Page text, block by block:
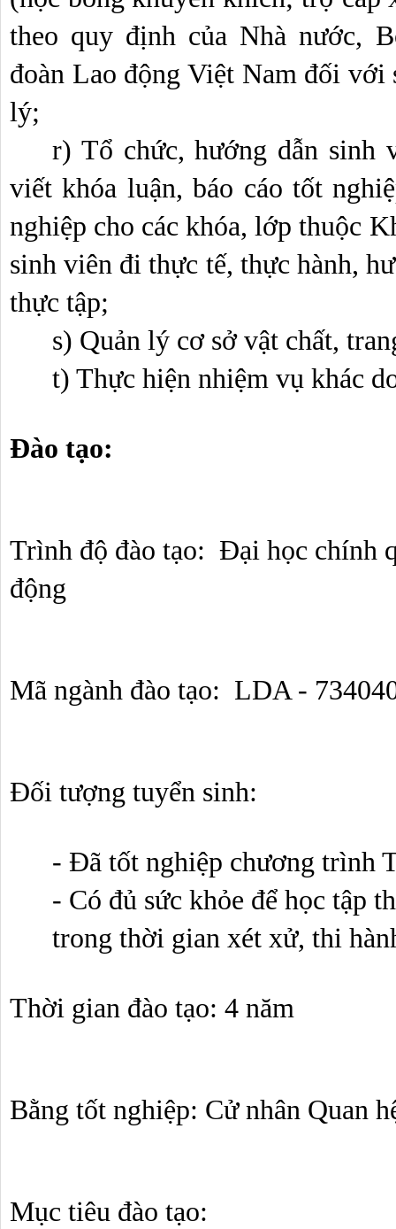
theo quy định của Nhà nước,
đoàn Lao động Việt Nam đối với
lý;
r) Tổ chức, hướng dẫn sinh
viết khóa luận, báo cáo tốt
nghiệp cho các khóa, lớp thuộc
sinh viên đi thực tế, thực hành,
thực tập;
s) Quản lý cơ sở vật chất,
t) Thực hiện nhiệm vụ khác
Đào tạo:
Trình độ đào tạo:  Đại học chính
động
Mã ngành đào tạo:  LDA -
Đối tượng tuyển sinh:
- Đã tốt nghiệp chương trình
- Có đủ sức khỏe để học tập
trong thời gian xét xử, thi
Thời gian đào tạo: 4 năm
Bằng tốt nghiệp: Cử nhân Quan
Mục tiêu đào tạo: